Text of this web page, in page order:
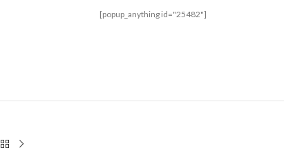
[popup_anything id="25482"]